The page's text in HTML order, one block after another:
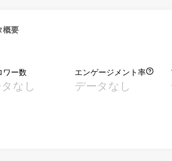
概要
ワー数
なし
エンゲージメント率
データなし